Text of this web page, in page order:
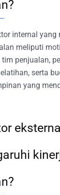
internal yang
meliputi
penjualan,
serta
yang
eksternal